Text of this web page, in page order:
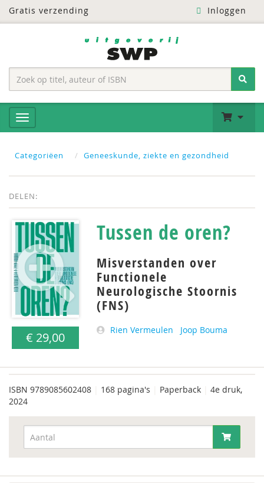
Gratis verzending Inloggen
Categoriëen Geneeskunde, ziekte en gezondheid
DELEN:
€ 29,00
Tussen de oren?
Misverstanden over
Functionele
Neurologische Stoornis
(FNS)
Rien Vermeulen Joop Bouma
ISBN 9789085602408 168 pagina's Paperback
4e druk,
2024